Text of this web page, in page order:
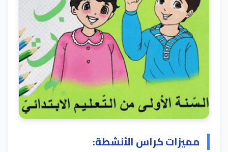
مميزات كراس الأنشطة: